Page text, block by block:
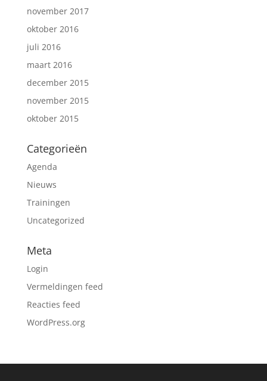
november 2017
oktober 2016
juli 2016
maart 2016
december 2015
november 2015
oktober 2015
Categorieën
Agenda
Nieuws
Trainingen
Uncategorized
Meta
Login
Vermeldingen feed
Reacties feed
WordPress.org